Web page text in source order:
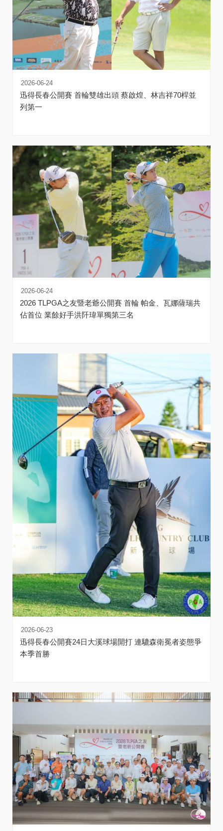
2026-06-24
迅得長春公開賽 首輪雙雄出頭 蔡啟煌、林吉祥70桿並
列第一
2026-06-24
2026 TLPGA之友暨老爺公開賽 首輪 帕金、瓦娜薩瑞共
佔首位 業餘好手洪阡瑋單獨第三名
2026-06-23
迅得長春公開賽24日大溪球場開打 連騼森衛冕者姿態爭
本季首勝